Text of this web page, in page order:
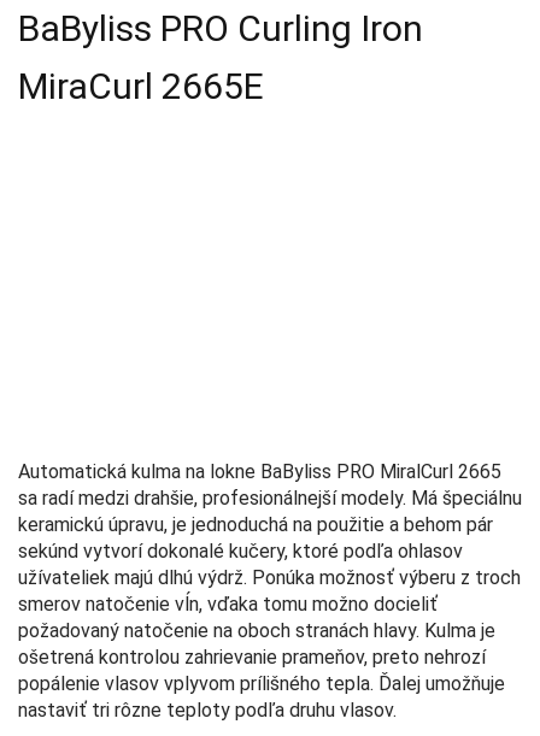
BaByliss PRO Curling Iron
MiraCurl 2665E
Automatická kulma na lokne BaByliss PRO MiralCurl 2665
sa radí medzi drahšie, profesionálnejší modely. Má špeciálnu
keramickú úpravu, je jednoduchá na použitie a behom pár
sekúnd vytvorí dokonalé kučery, ktoré podľa ohlasov
užívateliek majú dlhú výdrž. Ponúka možnosť výberu z troch
smerov natočenie vĺn, vďaka tomu možno docieliť
požadovaný natočenie na oboch stranách hlavy. Kulma je
ošetrená kontrolou zahrievanie prameňov, preto nehrozí
popálenie vlasov vplyvom prílišného tepla. Ďalej umožňuje
nastaviť tri rôzne teploty podľa druhu vlasov.